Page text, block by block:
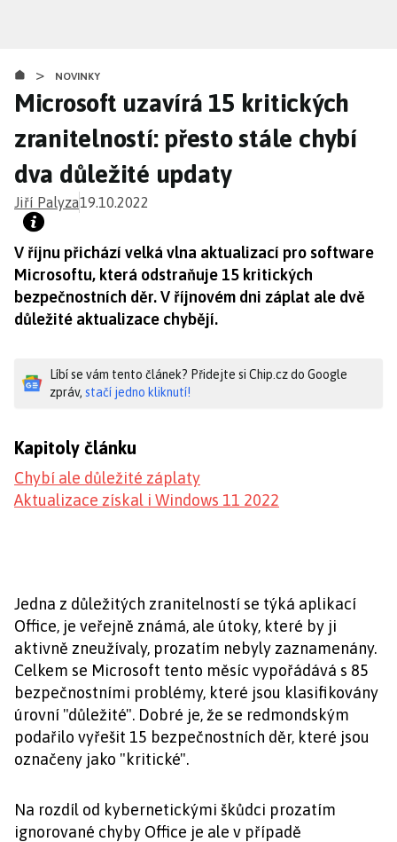
obsahu
> NOVINKY
Microsoft uzavírá 15 kritických
zranitelností: přesto stále chybí
dva důležité updaty
Jiří Palyza19.10.2022
V říjnu přichází velká vlna aktualizací pro software
Microsoftu, která odstraňuje 15 kritických
bezpečnostních děr. V říjnovém dni záplat ale dvě
důležité aktualizace chybějí.
Líbí se vám tento článek? Přidejte si Chip.cz do Google
zpráv, stačí jedno kliknutí!
Kapitoly článku
Chybí ale důležité záplaty
Aktualizace získal i Windows 11 2022
Jedna z důležitých zranitelností se týká aplikací
Office, je veřejně známá, ale útoky, které by ji
aktivně zneužívaly, prozatím nebyly zaznamenány.
Celkem se Microsoft tento měsíc vypořádává s 85
bezpečnostními problémy, které jsou klasifikovány
úrovní "důležité". Dobré je, že se redmondským
podařilo vyřešit 15 bezpečnostních děr, které jsou
označeny jako "kritické".
Na rozdíl od kybernetickými škůdci prozatím
ignorované chyby Office je ale v případě